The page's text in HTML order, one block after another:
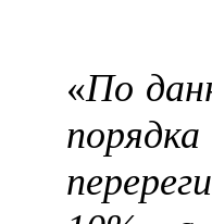
«По